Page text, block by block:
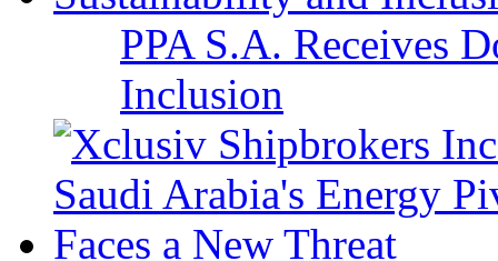
PPA S.A. Receives
Inclusion